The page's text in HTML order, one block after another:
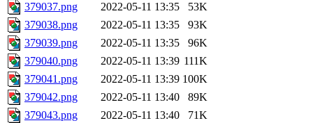
379037.png
2022-05-11 13:35
53K
379038.png
2022-05-11 13:35
93K
379039.png
2022-05-11 13:35
96K
379040.png
2022-05-11 13:39 111K
379041.png
2022-05-11 13:39 100K
379042.png
2022-05-11 13:40
89K
379043.png
2022-05-11 13:40
71K